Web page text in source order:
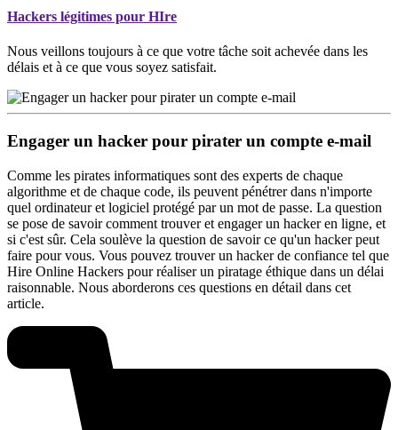
Hackers légitimes pour HIre
Nous veillons toujours à ce que votre tâche soit achevée dans les
délais et à ce que vous soyez satisfait.
Engager un hacker pour pirater un compte e-mail
Comme les pirates informatiques sont des experts de chaque
algorithme et de chaque code, ils peuvent pénétrer dans n'importe
quel ordinateur et logiciel protégé par un mot de passe. La question
se pose de savoir comment trouver et engager un hacker en ligne, et
si c'est sûr. Cela soulève la question de savoir ce qu'un hacker peut
faire pour vous. Vous pouvez trouver un hacker de confiance tel que
Hire Online Hackers pour réaliser un piratage éthique dans un délai
raisonnable. Nous aborderons ces questions en détail dans cet
article.